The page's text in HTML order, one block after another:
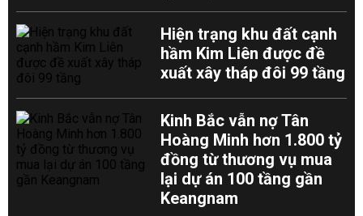
Hiện trạng khu đất cạnh
hầm Kim Liên được đề
xuất xây tháp đôi 99 tầng
Kinh Bắc vẫn nợ Tân
Hoàng Minh hơn 1.800 tỷ
đồng từ thương vụ mua
lại dự án 100 tầng gần
Keangnam